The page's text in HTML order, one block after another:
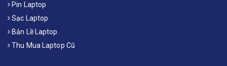
Pin Laptop
Sạc Laptop
Bản Lề Laptop
Thu Mua Laptop Cũ